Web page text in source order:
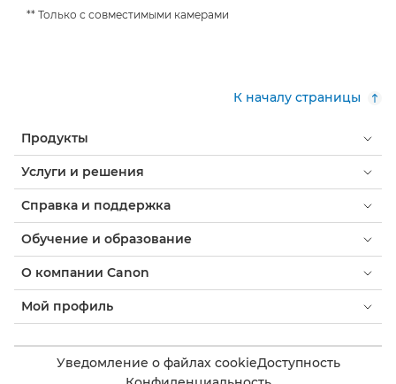
** Только с совместимыми камерами
К началу страницы
Продукты
Услуги и решения
Справка и поддержка
Обучение и образование
О компании Canon
Мой профиль
Уведомление о файлах cookieДоступность